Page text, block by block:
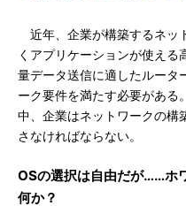
近年、企業が構築するネッ
くアプリケーションが使える
量データ送信に適したルータ
ーク要件を満たす必要がある
中、企業はネットワークの構
さなければならない。
OSの選択は自由だが……ホ
何か？